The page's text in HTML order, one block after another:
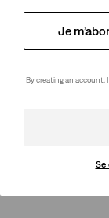
Je
By creating an account,
Se